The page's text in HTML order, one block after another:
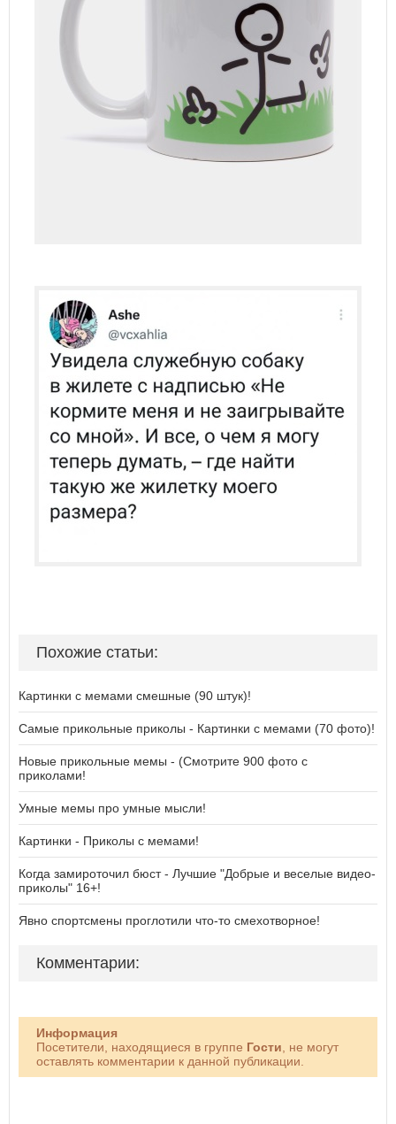
Похожие статьи:
Картинки с мемами смешные (90 штук)!
Самые прикольные приколы - Картинки с мемами (70 фото)!
Новые прикольные мемы - (Смотрите 900 фото с
приколами!
Умные мемы про умные мысли!
Картинки - Приколы с мемами!
Когда замироточил бюст - Лучшие "Добрые и веселые видео-
приколы" 16+!
Явно спортсмены проглотили что-то смехотворное!
Комментарии:
Информация
Посетители, находящиеся в группе Гости , не могут
оставлять комментарии к данной публикации.